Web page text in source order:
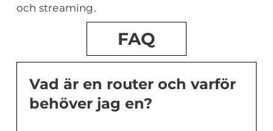
och streaming.
FAQ
Vad är en router och varför
behöver jag en?